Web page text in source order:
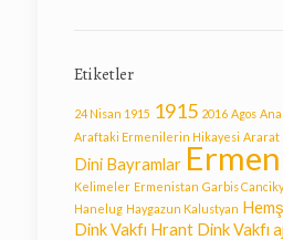
Etiketler
24 Nisan 1915 1915 2016 Agos
Araftaki Ermenilerin Hikayesi Ararat
Dini Bayramlar
Kelimeler Ermenistan Garbis
Hanelug Haygazun Kalustyan
Dink Vakfı Hrant Dink Vakfı